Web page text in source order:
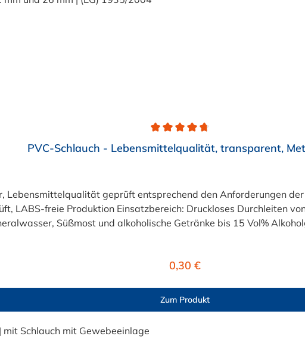
5 SternenPVC-Schlauch - Lebensmittelqualität, transparent,
Druckloses Durchleiten von Flüssigkeiten und Gasen wie Wasser, Trinkwasser,
Süßmost und alkoholische Getränke bis 15 Vol%
Regulärer Preis:
0,30 €
Zum Produkt